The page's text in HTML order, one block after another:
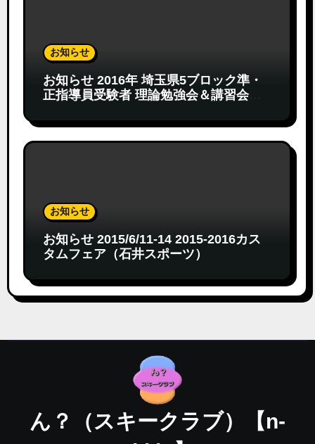
お知らせ
お知らせ 2016年 埼玉県5ブロック準・
正指導員受験者 理論勉強会＆講習会
お知らせ
お知らせ 2015/6/11-14 2015-2016カス
タムフェア（石井スポーツ）
ん？（スキークラブ）【n-